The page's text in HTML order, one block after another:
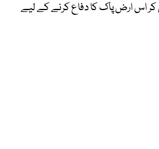
کر اس ارض پاک کا دفاع کرنے کے لیے